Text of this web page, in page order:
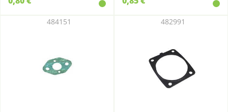
484151 482991